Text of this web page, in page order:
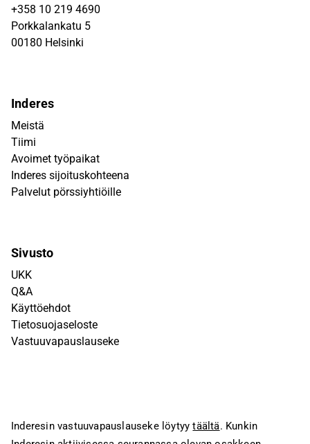
+358 10 219 4690
Porkkalankatu 5
00180 Helsinki
Inderes
Meistä
Tiimi
Avoimet työpaikat
Inderes sijoituskohteena
Palvelut pörssiyhtiöille
Sivusto
UKK
Q&A
Käyttöehdot
Tietosuojaseloste
Vastuuvapauslauseke
Inderesin vastuuvapauslauseke löytyytäältä. Kunkin